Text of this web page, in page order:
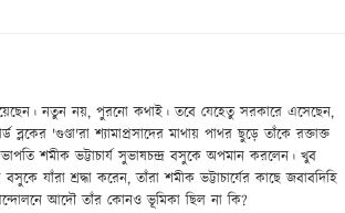
নতুন নয়, পুরনো কথাই। তবে যেহেতু সরকারে এসেছেন,
'গুণ্ডা'রা শ্যামাপ্রসাদের মাথায় পাথর ছুড়ে তাঁকে রক্তাক্ত
শমীক ভট্টাচার্য সুভাষচন্দ্র বসুকে অপমান করলেন। খুব
যাঁরা শ্রদ্ধা করেন, তাঁরা শমীক ভট্টাচার্যের কাছে জবাবদিহি
আদৌ তাঁর কোনও ভূমিকা ছিল না কি?